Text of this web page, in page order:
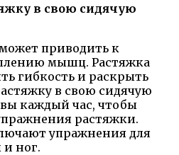
в свою сидячую
приводить к
мышц. Растяжка
гибкость и раскрыть
в свою сидячую
каждый час, чтобы
растяжки.
упражнения для
ног.